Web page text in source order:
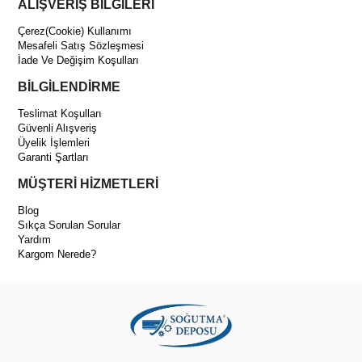
ALIŞVERİŞ BİLGİLERİ
Çerez(Cookie) Kullanımı
Mesafeli Satış Sözleşmesi
İade Ve Değişim Koşulları
BİLGİLENDİRME
Teslimat Koşulları
Güvenli Alışveriş
Üyelik İşlemleri
Garanti Şartları
MÜŞTERİ HİZMETLERİ
Blog
Sıkça Sorulan Sorular
Yardım
Kargom Nerede?